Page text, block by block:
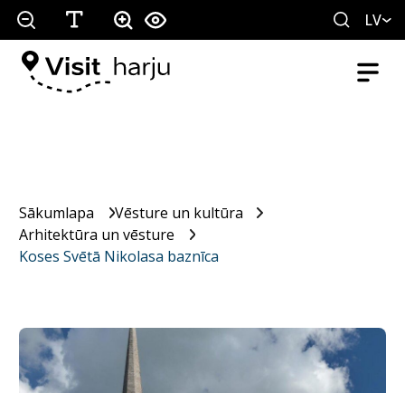
LV
Sākumlapa
Vēsture un kultūra
Arhitektūra un vēsture
Koses Svētā Nikolasa baznīca